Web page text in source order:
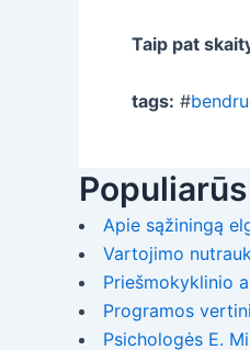
Taip pat
tags: #
Apie sąžiningą
Vartojimo
Priešmokyklinio
Programos
Psichologės E.